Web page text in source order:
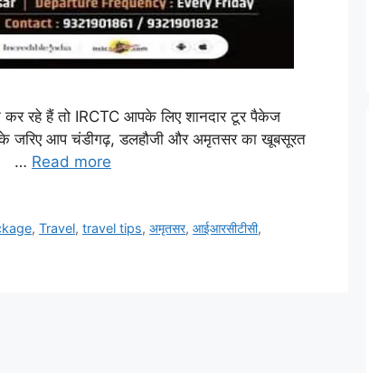
रहे हैं तो IRCTC आपके लिए शानदार टूर पैकेज
जरिए आप चंडीगढ़, डलहौजी और अमृतसर का खूबसूरत
… Read more
,Travel,travel tips,अमृतसर,आईआरसीटीसी,